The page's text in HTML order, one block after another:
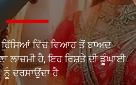
ਵਿੱਚ ਵਿਆਹ ਤੋਂ ਬਾਅਦ
ਲਾਜ਼ਮੀ ਹੈ, ਇਹ ਰਿਸ਼ਤੇ ਦੀ ਡੂੰਘਾਈ
ਨੂੰ ਦਰਸਾਉਂਦਾ ਹੈ